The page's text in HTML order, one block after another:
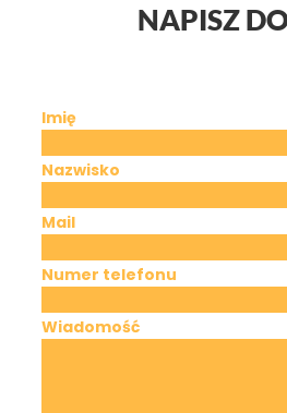
NAPISZ
Imię
Nazwisko
Mail
Numer telefonu
Wiadomość